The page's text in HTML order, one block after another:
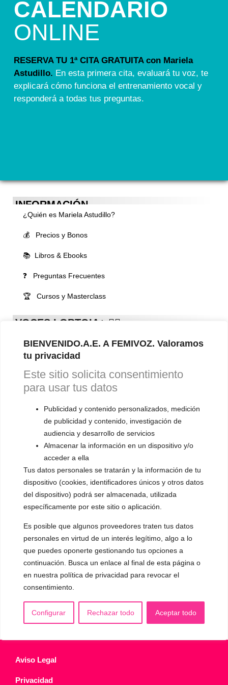
BIENVENIDO.A.E. A FEMIVOZ. Valoramos
tu privacidad
Este sitio solicita consentimiento
para usar tus datos
Publicidad y contenido personalizados, medición
de publicidad y contenido, investigación de
audiencia y desarrollo de servicios
Almacenar la información en un dispositivo y/o
acceder a ella
Tus datos personales se tratarán y la información de tu
dispositivo (cookies, identificadores únicos y otros datos
del dispositivo) podrá ser almacenada, utilizada
específicamente por este sitio o aplicación.
Es posible que algunos proveedores traten tus datos
personales en virtud de un interés legítimo, algo a lo
que puedes oponerte gestionando tus opciones a
continuación. Busca un enlace al final de esta página o
en nuestra política de privacidad para revocar el
consentimiento.
Configurar Rechazar todo Aceptar todo
CALENDARIO
ONLINE
RESERVA TU 1ª CITA GRATUITA con Mariela
Astudillo. En esta primera cita, evaluará tu voz, te
explicará cómo funciona el entrenamiento vocal y
responderá a todas tus preguntas.
INFORMACIÓN
¿Quién es Mariela Astudillo?
💰 Precios y Bonos
📚 Libros & Ebooks
❓ Preguntas Frecuentes
🏆 Cursos y Masterclass
VOCES LGBTQIA+ 🏳️‍🌈
▪️ Masculinización de la voz
▪️ Neutralización de la voz
▪️ Dualización de la voz
▪️ Androginización de la voz
OTRAS SESIONES
▪️ Caracterización de la voz
▪️ Voz virilizada por esteroides
▪️ Modificación del acento
🟥 CIRUGÍA: Glotoplastia
CONTACTO Y CITAS
✅Pide tu CITA ONLINE
WhatsApp :+34 625 14 46 47
Email :contacto@femivoz.es
Aviso Legal
Privacidad